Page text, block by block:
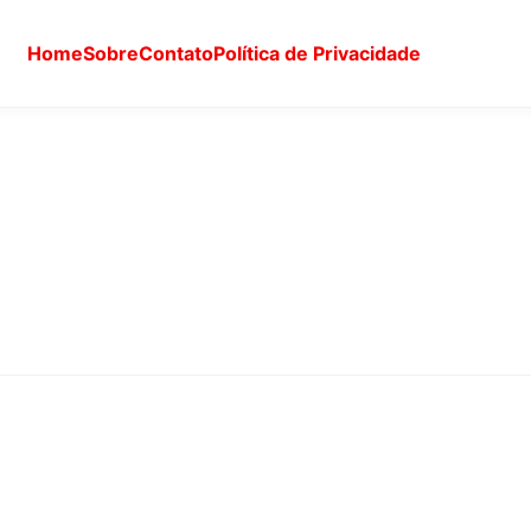
HomeSobreContatoPolítica de Privacidade